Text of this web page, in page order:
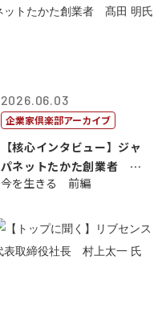
2026.06.03
企業家倶楽部アーカイブ
【核心インタビュー】ジャ
パネットたかた創業者 髙
田 明氏
今を生きる 前編